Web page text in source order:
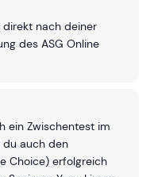
direkt nach deiner
des ASG Online
ein Zwischentest im
du auch den
Choice) erfolgreich